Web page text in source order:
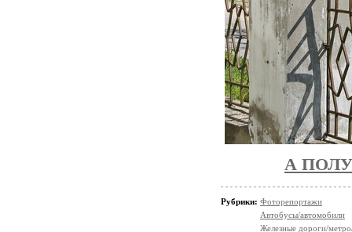
А
Рубрики: Фоторепортажи
Автобусы/автомобили
Железные дороги/